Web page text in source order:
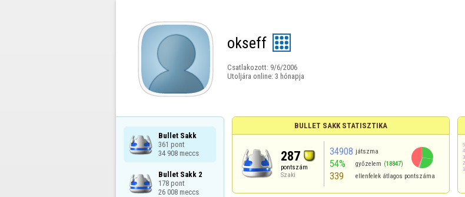
okseff
Csatlakozott: 9/6/2006
Utoljára online: 3 hónapja
Bullet Sakk
361 pont
34 908 meccs
Bullet Sakk 2
178 pont
26 008 meccs
BULLET SAKK STATISZTIKA
287
pontszám
Szaki
34908 játszma
54% győzelem (18847)
339 ellenfelek átlagos pontszáma